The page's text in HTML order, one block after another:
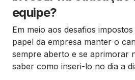
equipe?
Em meio aos desafios
papel da empresa manter o
sempre aberto e se aprimorar
saber como inseri-lo no dia a